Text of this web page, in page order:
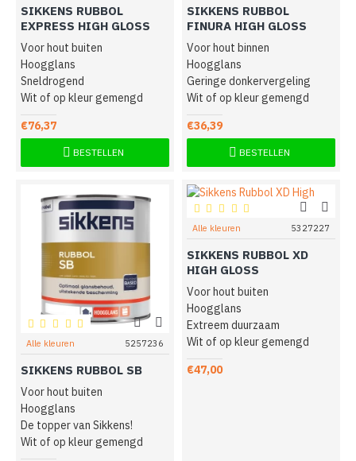
SIKKENS RUBBOL
EXPRESS HIGH GLOSS
Voor hout buiten
Hoogglans
Sneldrogend
Wit of op kleur gemengd
€76,37
BESTELLEN
SIKKENS RUBBOL
FINURA HIGH GLOSS
Voor hout binnen
Hoogglans
Geringe donkervergeling
Wit of op kleur gemengd
€36,39
BESTELLEN
Alle kleuren 5257236
SIKKENS RUBBOL SB
Voor hout buiten
Hoogglans
De topper van Sikkens!
Wit of op kleur gemengd
Alle kleuren 5327227
SIKKENS RUBBOL XD
HIGH GLOSS
Voor hout buiten
Hoogglans
Extreem duurzaam
Wit of op kleur gemengd
€47,00